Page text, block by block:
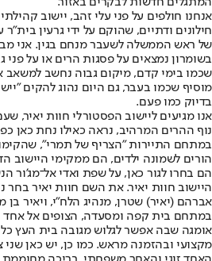
אנחנו חולפים על פני עלי זהב, יישוב
חילונים ודתיים, שהוקם על ידי גרעין
של ראש הממשלה לשעבר מנחם בגין. אני
בשומרון נמצאים על פסגות הרים או על פני
שכמו בימי קדם, מיקום גבוה נחשב למשאב
מוסיף שכמו בעבר, גם היום נהוג להקים
בדיוק כמו פעם.
אנו מגיעים ליישוב הפסטורלי חוות יאיר,
נוף ההרים המרהיב, נראה כאילו נחת כאן
במתחם התיירות "הצריף של תמרי", שהקימו
הורים לשמונה ילדים, הם ממקימי היישוב הדתי,
הם בחרו לגור כאן, על שפת ואדי אל־מג'ור
היישוב חוות יאיר. את השם חוות יאיר בחר
אברהם (יאיר) שטרן, מנהיג הלח"י, ויאיר
במתחם בית קפה ומסעדה, הצופים אל אחד
אומגה שבה אפשר לגלוש מגובה בית העץ כל
מקצועי ובהזמנה מראש. כמו כן, יש כאן